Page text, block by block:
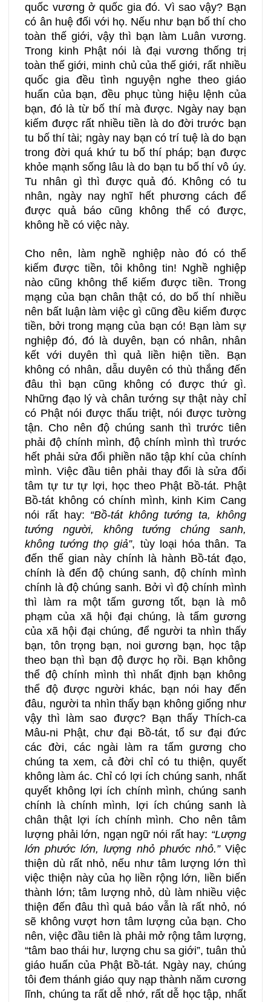
quốc vương ở quốc gia đó. Vì sao vậy? Bạn
có ân huệ đối với họ. Nếu như bạn bố thí cho
toàn thế giới, vậy thì bạn làm Luân vương.
Trong kinh Phật nói là đại vương thống trị
toàn thế giới, minh chủ của thế giới, rất nhiều
quốc gia đều tình nguyện nghe theo giáo
huấn của bạn, đều phục tùng hiệu lệnh của
bạn, đó là từ bố thí mà được. Ngày nay bạn
kiếm được rất nhiều tiền là do đời trước bạn
tu bố thí tài; ngày nay bạn có trí tuệ là do bạn
trong đời quá khứ tu bố thí pháp; bạn được
khỏe mạnh sống lâu là do bạn tu bố thí vô úy.
Tu nhân gì thì được quả đó. Không có tu
nhân, ngày nay nghĩ hết phương cách để
được quả báo cũng không thể có được,
không hề có việc này.
Cho nên, làm nghề nghiệp nào đó có thể
kiếm được tiền, tôi không tin! Nghề nghiệp
nào cũng không thể kiếm được tiền. Trong
mạng của bạn chân thật có, do bố thí nhiều
nên bất luận làm việc gì cũng đều kiếm được
tiền, bởi trong mạng của bạn có! Bạn làm sự
nghiệp đó, đó là duyên, bạn có nhân, nhân
kết với duyên thì quả liền hiện tiền. Bạn
không có nhân, dẫu duyên có thù thắng đến
đâu thì bạn cũng không có được thứ gì.
Những đạo lý và chân tướng sự thật này chỉ
có Phật nói được thấu triệt, nói được tường
tận. Cho nên độ chúng sanh thì trước tiên
phải độ chính mình, độ chính mình thì trước
hết phải sửa đổi phiền não tập khí của chính
mình. Việc đầu tiên phải thay đổi là sửa đổi
tâm tự tư tự lợi, học theo Phật Bồ-tát. Phật
Bồ-tát không có chính mình, kinh Kim Cang
nói rất hay: “Bồ-tát không tướng ta, không
tướng người, không tướng chúng sanh,
không tướng thọ giả”, tùy loại hóa thân. Ta
đến thế gian này chính là hành Bồ-tát đạo,
chính là đến độ chúng sanh, độ chính mình
chính là độ chúng sanh. Bởi vì độ chính mình
thì làm ra một tấm gương tốt, bạn là mô
phạm của xã hội đại chúng, là tấm gương
của xã hội đại chúng, để người ta nhìn thấy
bạn, tôn trọng bạn, noi gương bạn, học tập
theo bạn thì bạn độ được họ rồi. Bạn không
thể độ chính mình thì nhất định bạn không
thể độ được người khác, bạn nói hay đến
đâu, người ta nhìn thấy bạn không giống như
vậy thì làm sao được? Bạn thấy Thích-ca
Mâu-ni Phật, chư đại Bồ-tát, tổ sư đại đức
các đời, các ngài làm ra tấm gương cho
chúng ta xem, cả đời chỉ có tu thiện, quyết
không làm ác. Chỉ có lợi ích chúng sanh, nhất
quyết không lợi ích chính mình, chúng sanh
chính là chính mình, lợi ích chúng sanh là
chân thật lợi ích chính mình. Cho nên tâm
lượng phải lớn, ngạn ngữ nói rất hay: “Lượng
lớn phước lớn, lượng nhỏ phước nhỏ.”Việc
thiện dù rất nhỏ, nếu như tâm lượng lớn thì
việc thiện này của họ liền rộng lớn, liền biến
thành lớn; tâm lượng nhỏ, dù làm nhiều việc
thiện đến đâu thì quả báo vẫn là rất nhỏ, nó
sẽ không vượt hơn tâm lượng của bạn. Cho
nên, việc đầu tiên là phải mở rộng tâm lượng,
“tâm bao thái hư, lượng chu sa giới”, tuân thủ
giáo huấn của Phật Bồ-tát. Ngày nay, chúng
tôi đem thánh giáo quy nạp thành năm cương
lĩnh, chúng ta rất dễ nhớ, rất dễ học tập, nhất